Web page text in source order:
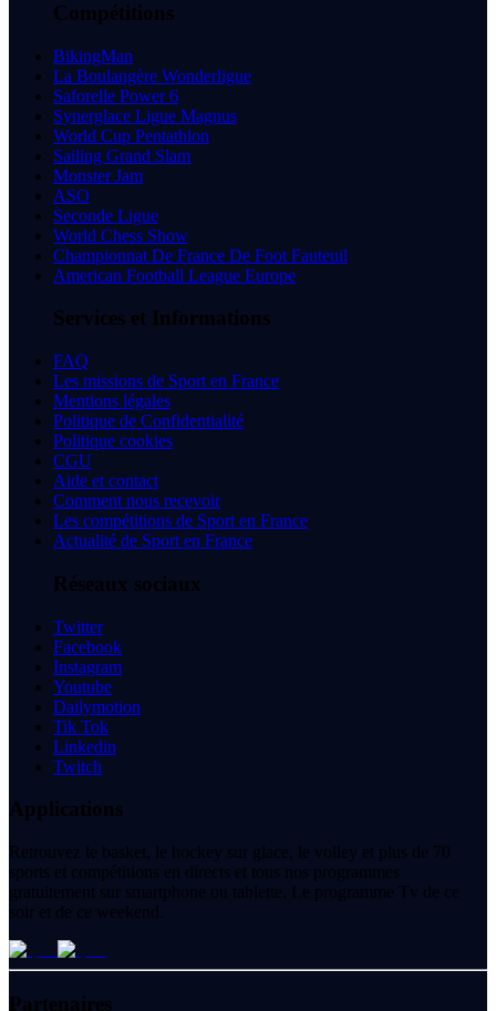
Compétitions
BikingMan
La Boulangère Wonderligue
Saforelle Power 6
Synerglace Ligue Magnus
World Cup Pentathlon
Sailing Grand Slam
Monster Jam
ASO
Seconde Ligue
World Chess Show
Championnat De France De Foot Fauteuil
American Football League Europe
Services et Informations
FAQ
Les missions de Sport en France
Mentions légales
Politique de Confidentialité
Politique cookies
CGU
Aide et contact
Comment nous recevoir
Les compétitions de Sport en France
Actualité de Sport en France
Réseaux sociaux
Twitter
Facebook
Instagram
Youtube
Dailymotion
Tik Tok
Linkedin
Twitch
Applications
Retrouvez le basket, le hockey sur glace, le volley et plus de 70
sports et compétitions en directs et tous nos programmes
gratuitement sur smartphone ou tablette. Le programme Tv de ce
soir et de ce weekend.
Partenaires